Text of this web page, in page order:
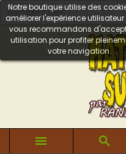
Notre boutique utilise des
améliorer l'expérience utilisateur
vous recommandons
utilisation pour profiter
votre navigation.
 